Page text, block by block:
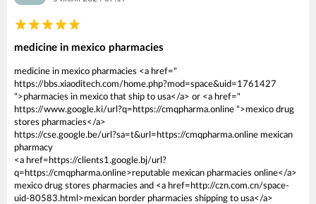
medicine in mexico pharmacies
medicine in mexico pharmacies <a href="
https://bbs.xiaoditech.com/home.php?mod=space&uid=1761427
">pharmacies in mexico that ship to usa</a> or <a href="
https://www.google.ki/url?q=https://cmqpharma.online ">mexico drug
stores pharmacies</a>
https://cse.google.be/url?sa=t&url=https://cmqpharma.online mexican
pharmacy
<a href=https://clients1.google.bj/url?
q=https://cmqpharma.online>reputable mexican pharmacies online</a>
mexico drug stores pharmacies and <a href=http://czn.com.cn/space-
uid-80583.html>mexican border pharmacies shipping to usa</a>